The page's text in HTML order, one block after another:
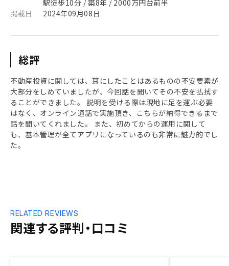
駅徒歩10分 / 築8年 / 2000万円台前半
掲載日
2024年09月08日
総評
不動産投資に関しては、耳にしたことはあるものの不安要素が
大部分をしめていましたが、今回話を聞いてその不安を払拭す
ることができました。 説明を受ける際は現地に足を運ぶ必要
はなく、オンライン通話で実施頂き、こちらが納得できるまで
話を聞いてくれました。 また、初めてからの運用に関して
も、基本管理が全てアプリになっているのも非常に魅力的でし
た。
関連する評判・口コミ
RELATED REVIEWS